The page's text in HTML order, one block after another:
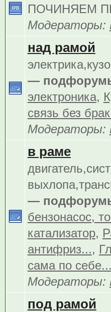
ПОЧИНЯЕМ
Модераторы:
над рамой
—
электроника,
связь без
Модераторы:
в раме
—
бензонасос,
катализатор,
антифриз...,
сама по
Модераторы:
под рамой